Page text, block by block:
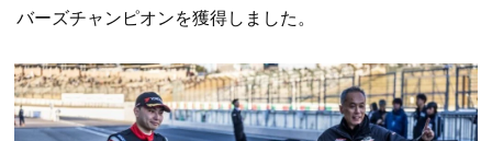
バーズチャンピオンを獲得しました。